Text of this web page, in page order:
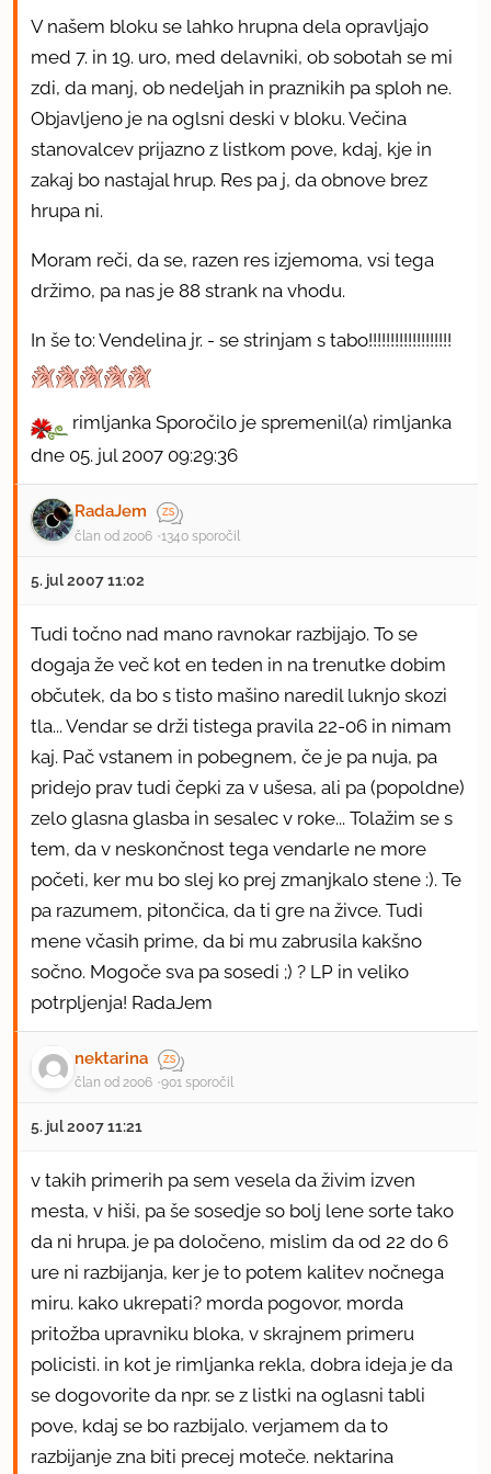
V našem bloku se lahko hrupna dela opravljajo
med 7. in 19. uro, med delavniki, ob sobotah se mi
zdi, da manj, ob nedeljah in praznikih pa sploh ne.
Objavljeno je na oglsni deski v bloku. Večina
stanovalcev prijazno z listkom pove, kdaj, kje in
zakaj bo nastajal hrup. Res pa j, da obnove brez
hrupa ni.
Moram reči, da se, razen res izjemoma, vsi tega
držimo, pa nas je 88 strank na vhodu.
In še to: Vendelina jr. - se strinjam s tabo!!!!!!!!!!!!!!!!!!!
rimljanka Sporočilo je spremenil(a) rimljanka
dne 05. jul 2007 09:29:36
RadaJem
član od 2006 1340 sporočil
5. jul 2007 11:02
Tudi točno nad mano ravnokar razbijajo. To se
dogaja že več kot en teden in na trenutke dobim
občutek, da bo s tisto mašino naredil luknjo skozi
tla... Vendar se drži tistega pravila 22-06 in nimam
kaj. Pač vstanem in pobegnem, če je pa nuja, pa
pridejo prav tudi čepki za v ušesa, ali pa (popoldne)
zelo glasna glasba in sesalec v roke... Tolažim se s
tem, da v neskončnost tega vendarle ne more
početi, ker mu bo slej ko prej zmanjkalo stene :). Te
pa razumem, pitončica, da ti gre na živce. Tudi
mene včasih prime, da bi mu zabrusila kakšno
sočno. Mogoče sva pa sosedi ;) ? LP in veliko
potrpljenja! RadaJem
nektarina
član od 2006 901 sporočil
5. jul 2007 11:21
v takih primerih pa sem vesela da živim izven
mesta, v hiši, pa še sosedje so bolj lene sorte tako
da ni hrupa. je pa določeno, mislim da od 22 do 6
ure ni razbijanja, ker je to potem kalitev nočnega
miru. kako ukrepati? morda pogovor, morda
pritožba upravniku bloka, v skrajnem primeru
policisti. in kot je rimljanka rekla, dobra ideja je da
se dogovorite da npr. se z listki na oglasni tabli
pove, kdaj se bo razbijalo. verjamem da to
razbijanje zna biti precej moteče. nektarina